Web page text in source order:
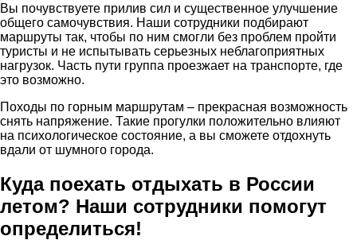
Вы почувствуете прилив сил и существенное улучшение
общего самочувствия. Наши сотрудники подбирают
маршруты так, чтобы по ним смогли без проблем пройти
туристы и не испытывать серьезных неблагоприятных
нагрузок. Часть пути группа проезжает на транспорте, где
это возможно.
Походы по горным маршрутам – прекрасная возможность
снять напряжение. Такие прогулки положительно влияют
на психологическое состояние, а вы сможете отдохнуть
вдали от шумного города.
Куда поехать отдыхать в России
летом? Наши сотрудники помогут
определиться!